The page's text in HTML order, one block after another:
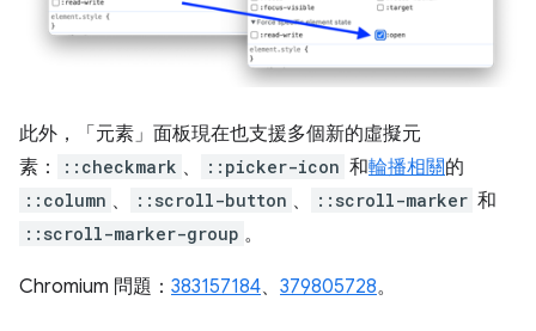
此外，「元素」 面板現在也支援多個新的虛擬元
素：
::checkmark 、 ::picker-icon 和輪播相關的
::column 、 ::scroll-button 、 ::scroll-marker 和
::scroll-marker-group 。
Chromium 問題： 383157184、 379805728。